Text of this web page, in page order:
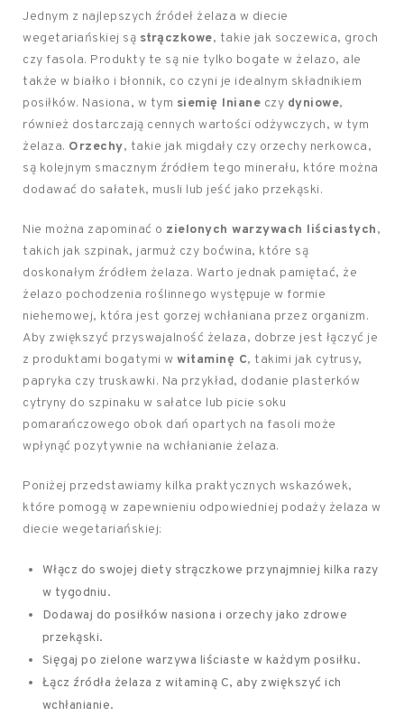
Jednym z najlepszych źródeł żelaza w diecie
wegetariańskiej są strączkowe, takie jak soczewica, groch
czy fasola. Produkty te są nie tylko bogate w żelazo, ale
także w białko i błonnik, co czyni je idealnym składnikiem
posiłków. Nasiona, w tym siemię lniane czy dyniowe,
również dostarczają cennych wartości odżywczych, w tym
żelaza. Orzechy, takie jak migdały czy orzechy nerkowca,
są kolejnym smacznym źródłem tego minerału, które można
dodawać do sałatek, musli lub jeść jako przekąski.
Nie można zapominać o zielonych warzywach liściastych,
takich jak szpinak, jarmuż czy boćwina, które są
doskonałym źródłem żelaza. Warto jednak pamiętać, że
żelazo pochodzenia roślinnego występuje w formie
niehemowej, która jest gorzej wchłaniana przez organizm.
Aby zwiększyć przyswajalność żelaza, dobrze jest łączyć je
z produktami bogatymi w witaminę C, takimi jak cytrusy,
papryka czy truskawki. Na przykład, dodanie plasterków
cytryny do szpinaku w sałatce lub picie soku
pomarańczowego obok dań opartych na fasoli może
wpłynąć pozytywnie na wchłanianie żelaza.
Poniżej przedstawiamy kilka praktycznych wskazówek,
które pomogą w zapewnieniu odpowiedniej podaży żelaza w
diecie wegetariańskiej:
Włącz do swojej diety strączkowe przynajmniej kilka razy
w tygodniu.
Dodawaj do posiłków nasiona i orzechy jako zdrowe
przekąski.
Sięgaj po zielone warzywa liściaste w każdym posiłku.
Łącz źródła żelaza z witaminą C, aby zwiększyć ich
wchłanianie.